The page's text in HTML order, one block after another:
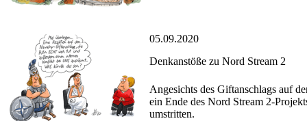
05.09.2020
Denkanstöße zu Nord Stream 2
Angesichts des Giftanschlags auf
ein Ende des Nord Stream 2-
umstritten.